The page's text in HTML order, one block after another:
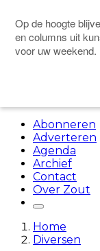
Doneer
Abonneren
Adverteren
Agenda
Archief
Contact
Over Zout
Home
Diversen